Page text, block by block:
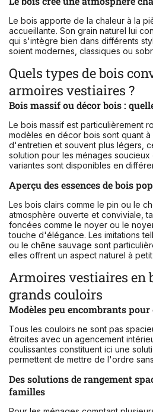
Le bois apporte de la chaleur à la
accueillante. Son grain naturel lui
qui s'intègre bien dans différents
soient modernes, classiques ou
Quels types de bois
armoires vestiaires ?
Bois massif ou décor bois :
Le bois massif est particulièrement
modèles en décor bois sont quant
d'entretien et souvent plus légers,
solution pour les ménages
variantes sont disponibles en
Aperçu des essences de bois
Les bois clairs comme le pin ou le
atmosphère ouverte et conviviale,
foncées comme le noyer ou le
touche d'élégance. Les imitations
ou le chêne sauvage sont
elles offrent un aspect naturel à
Armoires vestiaires en
grands couloirs
Modèles peu encombrants
Tous les couloirs ne sont pas
étroites avec un agencement
coulissantes constituent ici une
permettent de mettre de l'ordre
Des solutions de rangement
familles